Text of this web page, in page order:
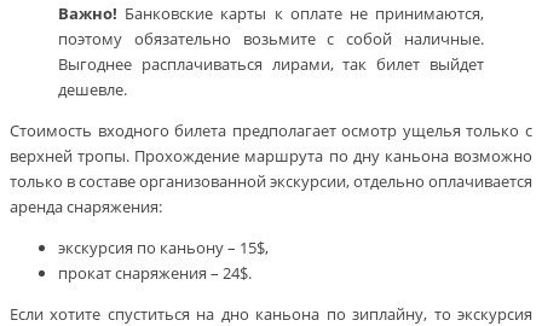
Важно! Банковские карты к оплате не принимаются,
поэтому обязательно возьмите с собой наличные.
Выгоднее расплачиваться лирами, так билет выйдет
дешевле.
Стоимость входного билета предполагает осмотр ущелья только с
верхней тропы. Прохождение маршрута по дну каньона возможно
только в составе организованной экскурсии, отдельно оплачивается
аренда снаряжения:
экскурсия по каньону – 15$,
прокат снаряжения – 24$.
Если хотите спуститься на дно каньона по зиплайну, то экскурсия